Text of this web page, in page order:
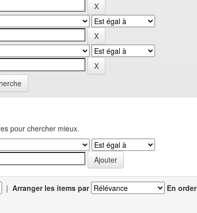
pour chercher mieux.
| Arranger les items par En order